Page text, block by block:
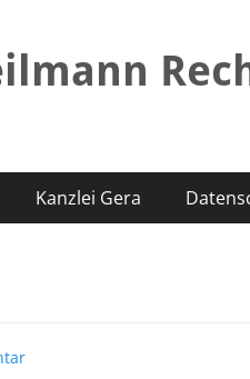
Kanzlei Gera